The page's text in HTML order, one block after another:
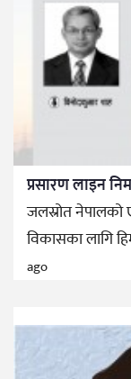
प्रसारण लाइन
जलस्रोत नेपालको
विकासका लागि
ago